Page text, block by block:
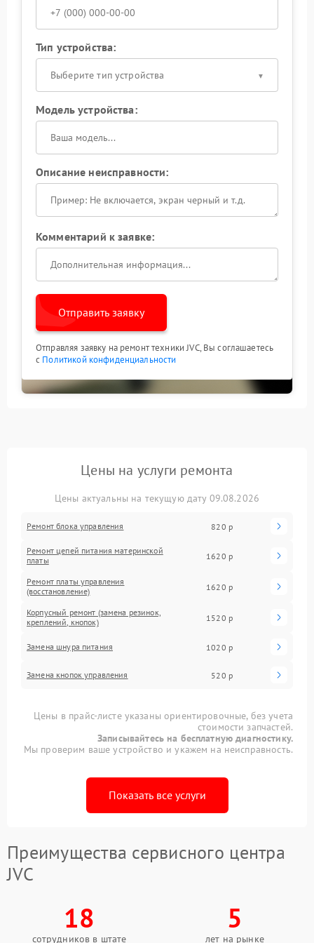
Тип устройства:
Выберите тип устройства
Модель устройства:
Описание неисправности:
Комментарий к заявке:
Отправить заявку
Отправляя заявку на ремонт техники JVC, Вы соглашаетесь
с Политикой конфиденциальности
Цены на услуги ремонта
Цены актуальны на текущую дату 09.08.2026
Ремонт блока управления 820 р
Ремонт цепей питания материнской
платы
1620 р
Ремонт платы управления
(восстановление)
1620 р
Корпусный ремонт (замена резинок,
креплений, кнопок)
1520 р
Замена шнура питания 1020 р
Замена кнопок управления 520 р
Цены в прайс-листе указаны ориентировочные, без учета
стоимости запчастей.
Записывайтесь на бесплатную диагностику.
Мы проверим ваше устройство и укажем на неисправность.
Показать все услуги
Преимущества сервисного центра
JVC
18
сотрудников в штате
5
лет на рынке